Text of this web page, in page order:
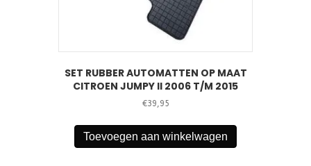
SET RUBBER AUTOMATTEN OP MAAT
CITROEN JUMPY II 2006 T/M 2015
€39,95
Toevoegen aan winkelwagen